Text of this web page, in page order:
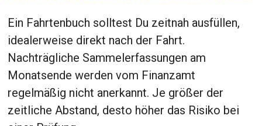
Ein Fahrtenbuch solltest Du zeitnah ausfüllen,
idealerweise direkt nach der Fahrt.
Nachträgliche Sammelerfassungen am
Monatsende werden vom Finanzamt
regelmäßig nicht anerkannt. Je größer der
zeitliche Abstand, desto höher das Risiko bei